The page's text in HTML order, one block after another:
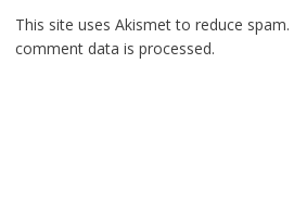
This site uses Akismet to reduce spam.
comment data is processed.